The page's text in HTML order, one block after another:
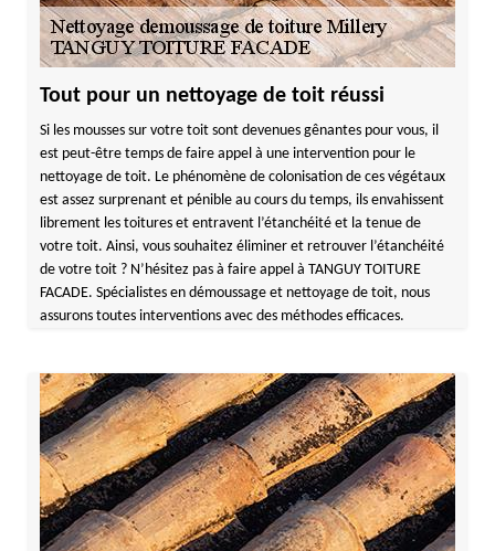
Tout pour un nettoyage de toit réussi
Si les mousses sur votre toit sont devenues gênantes pour vous, il
est peut-être temps de faire appel à une intervention pour le
nettoyage de toit. Le phénomène de colonisation de ces végétaux
est assez surprenant et pénible au cours du temps, ils envahissent
librement les toitures et entravent l’étanchéité et la tenue de
votre toit. Ainsi, vous souhaitez éliminer et retrouver l’étanchéité
de votre toit ? N’hésitez pas à faire appel à TANGUY TOITURE
FACADE. Spécialistes en démoussage et nettoyage de toit, nous
assurons toutes interventions avec des méthodes efficaces.